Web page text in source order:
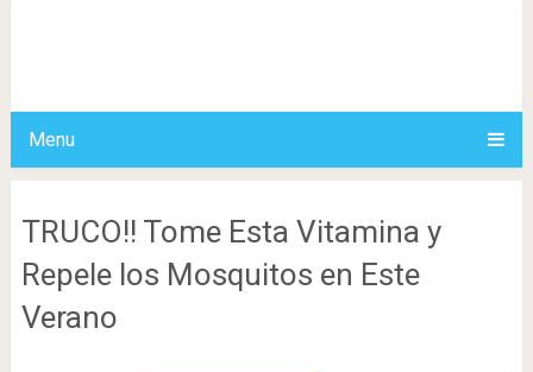
Menu
TRUCO!! Tome Esta Vitamina y
Repele los Mosquitos en Este
Verano